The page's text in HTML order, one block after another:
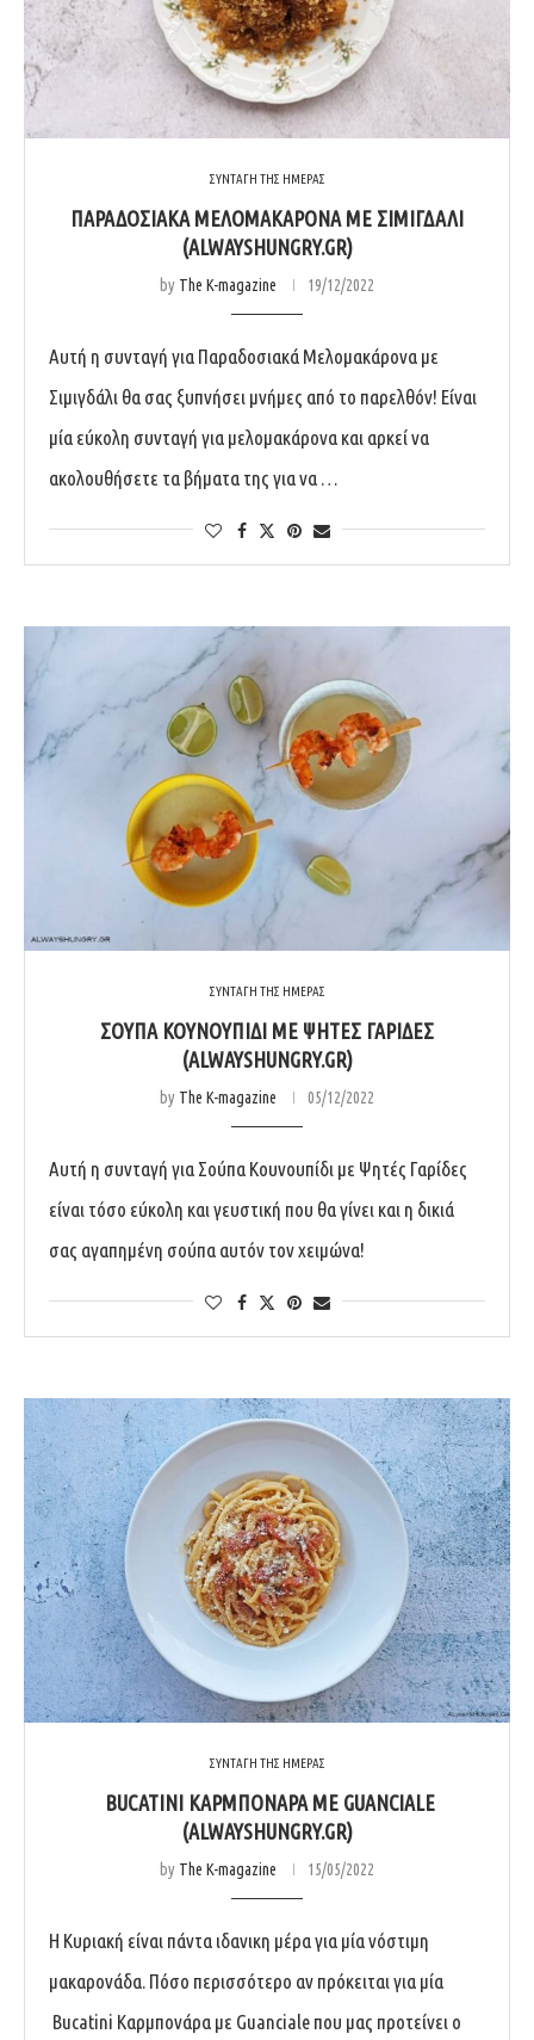
ΣΥΝΤΑΓΗ ΤΗΣ ΗΜΕΡΑΣ
ΠΑΡΑΔΟΣΙΑΚΆ ΜΕΛΟΜΑΚΆΡΟΝΑ ΜΕ ΣΙΜΙΓΔΆΛΙ
(ALWAYSHUNGRY.GR)
by The K-magazine 19/12/2022
Αυτή η συνταγή για Παραδοσιακά Μελομακάρονα με
Σιμιγδάλι θα σας ξυπνήσει μνήμες από το παρελθόν! Είναι
μία εύκολη συνταγή για μελομακάρονα και αρκεί να
ακολουθήσετε τα βήματα της για να …
ΣΥΝΤΑΓΗ ΤΗΣ ΗΜΕΡΑΣ
ΣΟΎΠΑ ΚΟΥΝΟΥΠΊΔΙ ΜΕ ΨΗΤΈΣ ΓΑΡΊΔΕΣ
(ALWAYSHUNGRY.GR)
by The K-magazine 05/12/2022
Αυτή η συνταγή για Σούπα Κουνουπίδι με Ψητές Γαρίδες
είναι τόσο εύκολη και γευστική που θα γίνει και η δικιά
σας αγαπημένη σούπα αυτόν τον χειμώνα!
ΣΥΝΤΑΓΗ ΤΗΣ ΗΜΕΡΑΣ
BUCATINI ΚΑΡΜΠΟΝΆΡΑ ΜΕ GUANCIALE
(ALWAYSHUNGRY.GR)
by The K-magazine 15/05/2022
Η Κυριακή είναι πάντα ιδανικη μέρα για μία νόστιμη
μακαρονάδα. Πόσο περισσότερο αν πρόκειται για μία
Bucatini Καρμπονάρα με Guanciale που μας προτείνει ο